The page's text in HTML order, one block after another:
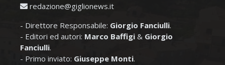
redazione@giglionews.it
- Direttore Responsabile: Giorgio Fanciulli.
- Editori ed autori: Marco Baffigi & Giorgio
Fanciulli.
- Primo inviato: Giuseppe Monti.